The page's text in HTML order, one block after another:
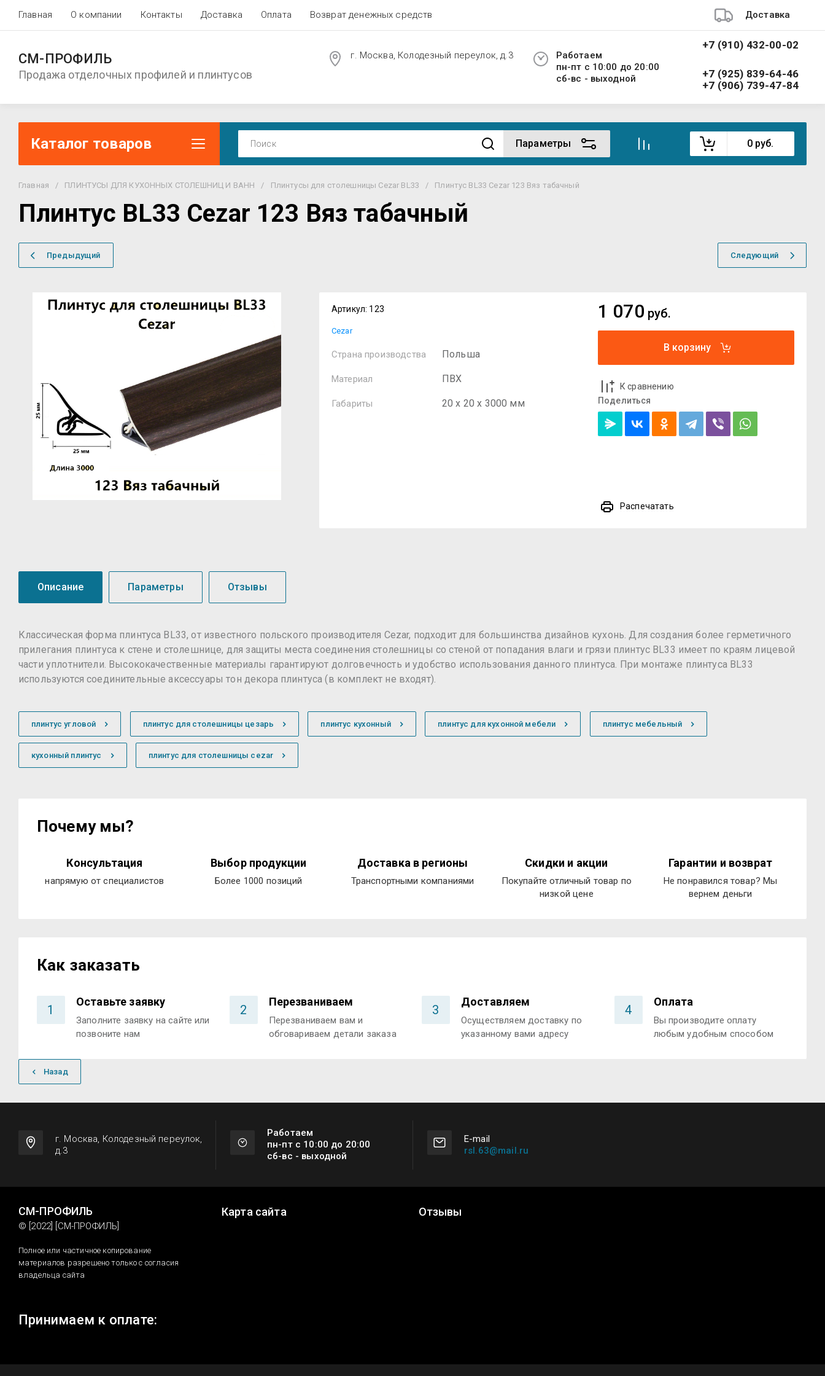
Главная О компании Контакты Доставка Оплата Возврат денежных средств Доставка
СМ-ПРОФИЛЬ
Продажа отделочных профилей и плинтусов
г. Москва, Колодезный переулок, д.3
Работаем
пн-пт с 10:00 до 20:00
сб-вс - выходной
+7 (910) 432-00-02
+7 (925) 839-64-46
+7 (906) 739-47-84
Каталог товаров Параметры 0 руб.
Главная / ПЛИНТУСЫ ДЛЯ КУХОННЫХ СТОЛЕШНИЦ И ВАНН / Плинтусы для столешницы Cezar BL33 / Плинтус BL33 Cezar 123 Вяз табачный
Плинтус BL33 Cezar 123 Вяз табачный
Предыдущий Следующий
Артикул: 123
Cezar
Страна производства Польша
Материал ПВХ
Габариты 20 х 20 х 3000 мм
1 070 руб.
В корзину
К сравнению
Поделиться
Распечатать
Описание Параметры Отзывы
Классическая форма плинтуса BL33, от известного польского производителя Cezar, подходит для большинства дизайнов кухонь. Для создания более герметичного
прилегания плинтуса к стене и столешнице, для защиты места соединения столешницы со стеной от попадания влаги и грязи плинтус BL33 имеет по краям лицевой
части уплотнители. Высококачественные материалы гарантируют долговечность и удобство использования данного плинтуса. При монтаже плинтуса BL33
используются соединительные аксессуары тон декора плинтуса (в комплект не входят).
плинтус угловой плинтус для столешницы цезарь плинтус кухонный плинтус для кухонной мебели плинтус мебельный
кухонный плинтус плинтус для столешницы cezar
Почему мы?
Консультация
напрямую от специалистов
Выбор продукции
Более 1000 позиций
Доставка в регионы
Транспортными компаниями
Скидки и акции
Покупайте отличный товар по
низкой цене
Гарантии и возврат
Не понравился товар? Мы
вернем деньги
Как заказать
1
Оставьте заявку
Заполните заявку на сайте или
позвоните нам
2
Перезваниваем
Перезваниваем вам и
обговариваем детали заказа
3
Доставляем
Осуществляем доставку по
указанному вами адресу
4
Оплата
Вы производите оплату
любым удобным способом
Назад
г. Москва, Колодезный переулок,
д.3
Работаем
пн-пт с 10:00 до 20:00
сб-вс - выходной
Е-mail
rsl.63@mail.ru
СМ-ПРОФИЛЬ
© [2022] [СМ-ПРОФИЛЬ]
Полное или частичное копирование
материалов разрешено только с согласия
владельца сайта
Карта сайта Отзывы
Принимаем к оплате: